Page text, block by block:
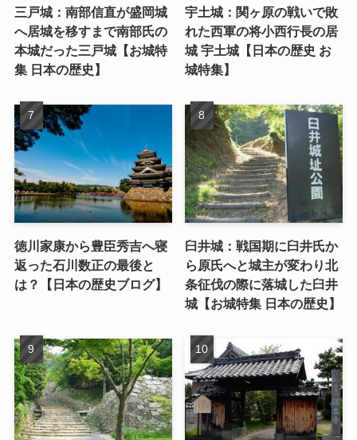
三戸城：南部信直が盛岡城
へ居城を移すまで南部氏の
本城だった三戸城【お城特
集 日本の歴史】
宇土城：関ヶ原の戦いで敗
れた西軍の将小西行長の居
城 宇土城【日本の歴史 お
城特集】
徳川家康から豊臣秀吉へ寝
返った石川数正の最後と
は？【日本の歴史ブログ】
臼井城：戦国期に臼井氏か
ら原氏へと城主が変わり北
条征伐の際に落城した臼井
城【お城特集 日本の歴史】